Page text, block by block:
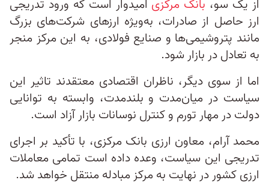
از یک سو، بانک مرکزی امیدوار است که ورود تدریجی
ارز حاصل از صادرات، به‌ویژه ارزهای شرکت‌های بزرگ
مانند پتروشیمی‌ها و صنایع فولادی، به این مرکز منجر
به تعادل در بازار شود.
اما از سوی دیگر، ناظران اقتصادی معتقدند تاثیر این
سیاست در میان‌مدت و بلندمدت، وابسته به توانایی
دولت در مهار تورم و کنترل نوسانات بازار آزاد است.
محمد آرام، معاون ارزی بانک مرکزی، با تأکید بر اجرای
تدریجی این سیاست، وعده داده است تمامی معاملات
ارزی کشور در نهایت به مرکز مبادله منتقل خواهد شد.